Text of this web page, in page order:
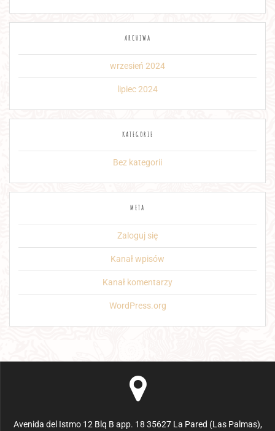
ARCHIWA
wrzesień 2024
lipiec 2024
KATEGORIE
Bez kategorii
META
Zaloguj się
Kanał wpisów
Kanał komentarzy
WordPress.org
Avenida del Istmo 12 Blq B app. 18 35627 La Pared (Las Palmas),